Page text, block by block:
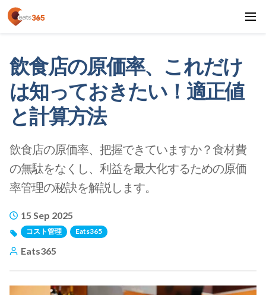
飲食店の原価率、これだけ
は知っておきたい！適正値
と計算方法
飲食店の原価率、把握できていますか？食材費
の無駄をなくし、利益を最大化するための原価
率管理の秘訣を解説します。
15 Sep 2025
コスト管理 Eats365
Eats365